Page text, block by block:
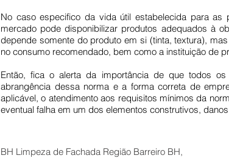
No caso especifico da vida útil estabelecida para
mercado pode disponibilizar produtos adequados à
depende somente do produto em si (tinta, textura),
no consumo recomendado, bem como a instituição de
Então, fica o alerta da importância de que todos
abrangência dessa norma e a forma correta de
aplicável, o atendimento aos requisitos mínimos da
eventual falha em um dos elementos construtivos,
BH Limpeza de Fachada Região Barreiro BH,